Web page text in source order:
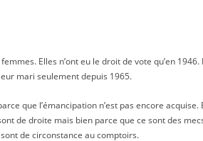
Elles n’ont eu le droit de vote qu’en 1946.
mari seulement depuis 1965.
que l’émancipation n’est pas encore acquise.
de droite mais bien parce que ce sont des
de circonstance au comptoirs.